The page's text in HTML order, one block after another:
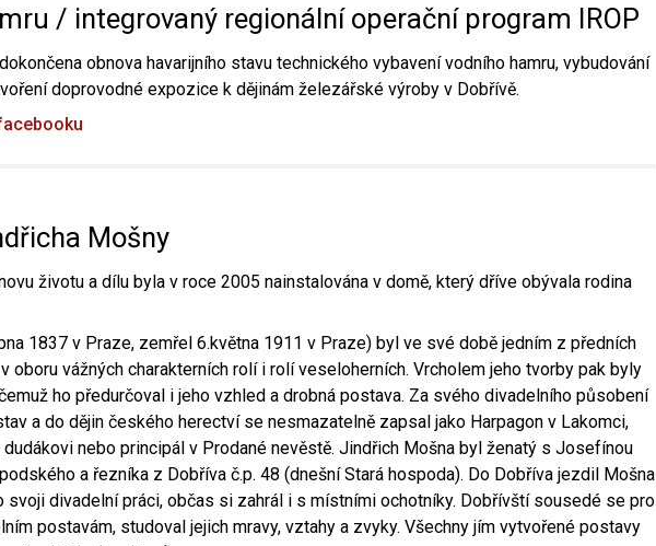
/ integrovaný regionální operační program IROP
obnova havarijního stavu technického vybavení vodního hamru, vybudování
doprovodné expozice k dějinám železářské výroby v Dobřívě.
Mošny
životu a dílu byla v roce 2005 nainstalována v domě, který dříve obývala rodina
1837 v Praze, zemřel 6.května 1911 v Praze) byl ve své době jedním z předních
oboru vážných charakterních rolí i rolí veseloherních. Vrcholem jeho tvorby pak byly
ho předurčoval i jeho vzhled a drobná postava. Za svého divadelního působení
a do dějin českého herectví se nesmazatelně zapsal jako Harpagon v Lakomci,
nebo principál v Prodané nevěstě. Jindřich Mošna byl ženatý s Josefínou
a řezníka z Dobříva č.p. 48 (dnešní Stará hospoda). Do Dobříva jezdil Mošna
svoji divadelní práci, občas si zahrál i s místními ochotníky. Dobřívští sousedé se pro
postavám, studoval jejich mravy, vztahy a zvyky. Všechny jím vytvořené postavy